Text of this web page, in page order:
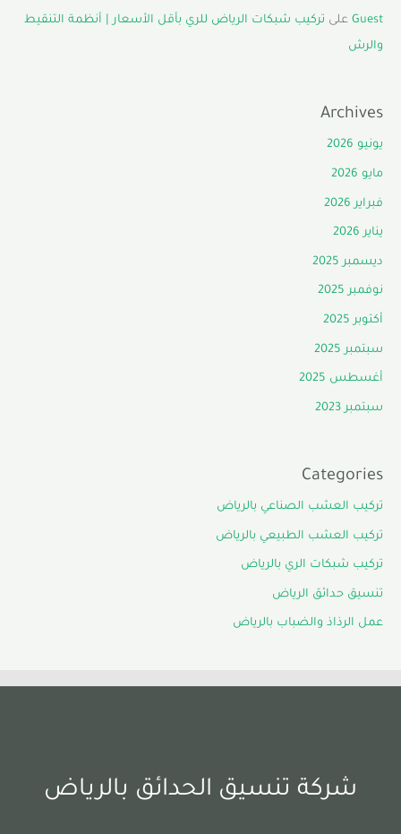
Guest على تركيب شبكات الرياض للري بأقل الأسعار | أنظمة التنقيط
والرش
Archives
يونيو 2026
مايو 2026
فبراير 2026
يناير 2026
ديسمبر 2025
نوفمبر 2025
أكتوبر 2025
سبتمبر 2025
أغسطس 2025
سبتمبر 2023
Categories
تركيب العشب الصناعي بالرياض
تركيب العشب الطبيعي بالرياض
تركيب شبكات الري بالرياض
تنسيق حدائق الرياض
عمل الرذاذ والضباب بالرياض
شركة تنسيق الحدائق بالرياض